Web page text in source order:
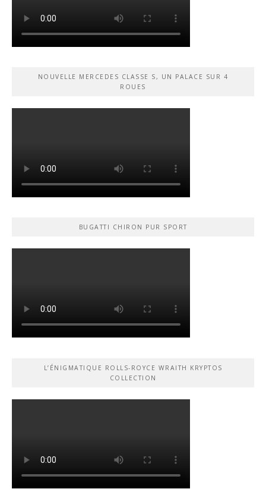
NOUVELLE MERCEDES CLASSE S, UN PALACE SUR 4
ROUES
BUGATTI CHIRON PUR SPORT
L’ÉNIGMATIQUE ROLLS-ROYCE WRAITH KRYPTOS
COLLECTION